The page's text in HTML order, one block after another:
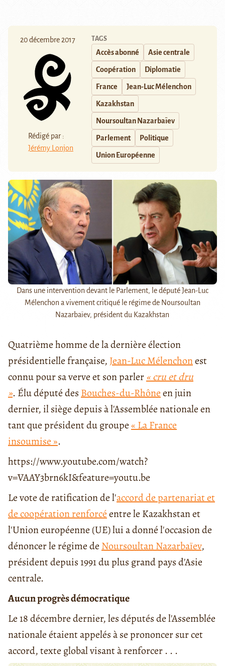
20 décembre 2017
Rédigé par :
Jérémy Lonjon
TAGS
Accès abonné Asie centrale
Coopération Diplomatie
France Jean-Luc Mélenchon
Kazakhstan
Noursoultan Nazarbaïev
Parlement Politique
Union Européenne
Dans une intervention devant le Parlement, le député Jean-Luc
Mélenchon a vivement critiqué le régime de Noursoultan
Nazarbaïev, président du Kazakhstan
Quatrième homme de la dernière élection
présidentielle française, Jean-Luc Mélenchonest
connu pour sa verve et son parler« cru et dru
». Élu député des Bouches-du-Rhôneen juin
dernier, il siège depuis à l'Assemblée nationale en
tant que président du groupe« La France
insoumise ».
https://www.youtube.com/watch?
v=VAAY3brn6kI&feature=youtu.be
Le vote de ratification de l'accord de partenariat et
de coopération renforcéentre le Kazakhstan et
l'Union européenne (UE) lui a donné l'occasion de
dénoncer le régime de Noursoultan Nazarbaïev,
président depuis 1991 du plus grand pays d'Asie
centrale.
Aucun progrès démocratique
Le 18 décembre dernier, les députés de l'Assemblée
nationale étaient appelés à se prononcer sur cet
accord, texte global visant à renforcer . . .